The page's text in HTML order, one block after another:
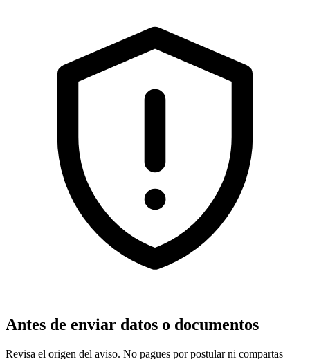
Antes de enviar datos o documentos
Revisa el origen del aviso. No pagues por postular ni compartas